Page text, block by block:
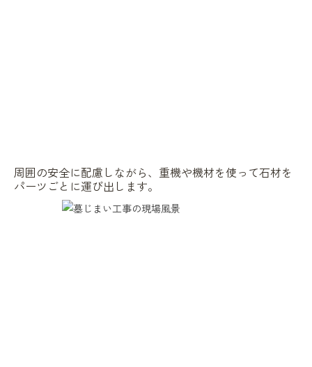
周囲の安全に配慮しながら、重機や機材を使って石材を
パーツごとに運び出します。